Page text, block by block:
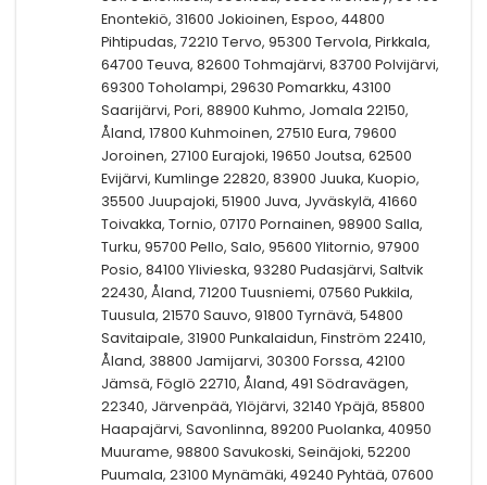
Enontekiö, 31600 Jokioinen, Espoo, 44800
Pihtipudas, 72210 Tervo, 95300 Tervola, Pirkkala,
64700 Teuva, 82600 Tohmajärvi, 83700 Polvijärvi,
69300 Toholampi, 29630 Pomarkku, 43100
Saarijärvi, Pori, 88900 Kuhmo, Jomala 22150,
Åland, 17800 Kuhmoinen, 27510 Eura, 79600
Joroinen, 27100 Eurajoki, 19650 Joutsa, 62500
Evijärvi, Kumlinge 22820, 83900 Juuka, Kuopio,
35500 Juupajoki, 51900 Juva, Jyväskylä, 41660
Toivakka, Tornio, 07170 Pornainen, 98900 Salla,
Turku, 95700 Pello, Salo, 95600 Ylitornio, 97900
Posio, 84100 Ylivieska, 93280 Pudasjärvi, Saltvik
22430, Åland, 71200 Tuusniemi, 07560 Pukkila,
Tuusula, 21570 Sauvo, 91800 Tyrnävä, 54800
Savitaipale, 31900 Punkalaidun, Finström 22410,
Åland, 38800 Jamijarvi, 30300 Forssa, 42100
Jämsä, Föglö 22710, Åland, 491 Södravägen,
22340, Järvenpää, Ylöjärvi, 32140 Ypäjä, 85800
Haapajärvi, Savonlinna, 89200 Puolanka, 40950
Muurame, 98800 Savukoski, Seinäjoki, 52200
Puumala, 23100 Mynämäki, 49240 Pyhtää, 07600